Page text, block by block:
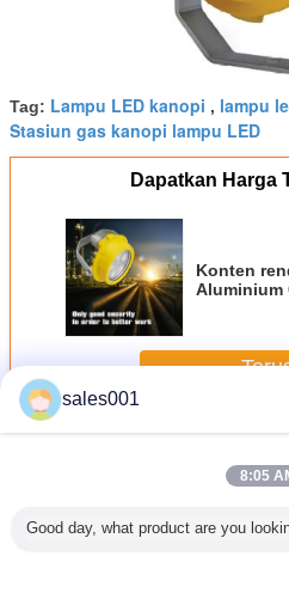
Tag: Lampu LED kanopi , lampu
Stasiun gas kanopi lampu LED
Dapatkan Harga
Konten
Aluminium
LebihStasiun gas kanopi LED
sales001
8:05
Good day, what product are you